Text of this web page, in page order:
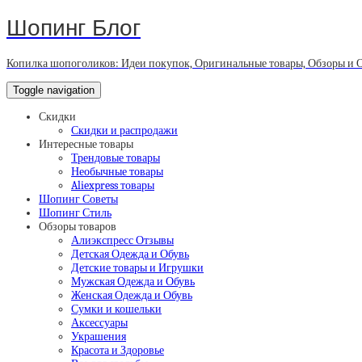
Шопинг Блог
Копилка шопоголиков: Идеи покупок, Оригинальные товары, Обзоры и
Toggle navigation
Скидки
Скидки и распродажи
Интересные товары
Трендовые товары
Необычные товары
Aliexpress товары
Шопинг Советы
Шопинг Стиль
Обзоры товаров
Алиэкспресс Отзывы
Детская Одежда и Обувь
Детские товары и Игрушки
Мужская Одежда и Обувь
Женская Одежда и Обувь
Сумки и кошельки
Аксессуары
Украшения
Красота и Здоровье